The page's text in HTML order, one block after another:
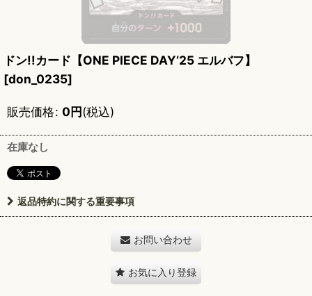
ドン!!カード【ONE PIECE DAY’25 エルバフ】
[don_0235]
販売価格: 0円(税込)
在庫なし
返品特約に関する重要事項
お問い合わせ
お気に入り登録